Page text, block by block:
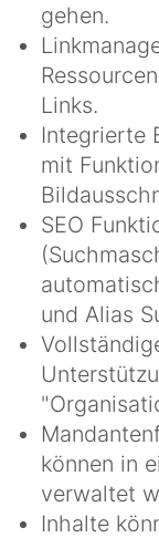
gehen.
Links.
Integrierte
mit
SEO
und Alias
können in
verwaltet
Inhalte